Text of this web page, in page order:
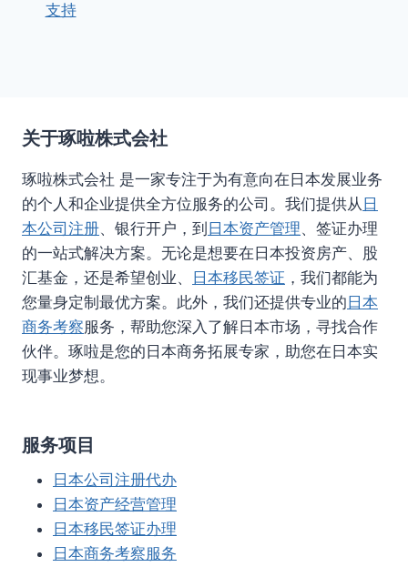
支持
关于琢啦株式会社
琢啦株式会社 是一家专注于为有意向在日本发展业务
的个人和企业提供全方位服务的公司。我们提供从 日
本公司注册、银行开户，到日本资产管理、签证办理
的一站式解决方案。无论是想要在日本投资房产、股
汇基金，还是希望创业、 日本移民签证 ，我们都能为
您量身定制最优方案。此外，我们还提供专业的日本
商务考察服务，帮助您深入了解日本市场，寻找合作
伙伴。琢啦是您的日本商务拓展专家，助您在日本实
现事业梦想。
服务项目
日本公司注册代办
日本资产经营管理
日本移民签证办理
日本商务考察服务